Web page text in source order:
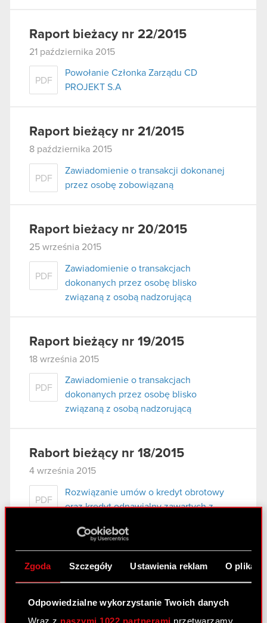
Zgoda Szczegóły Ustawienia reklam O
Odpowiedzialne wykorzystanie Twoich danych
Raport bieżacy nr 22/2015
21 października 2015
PDF
Powołanie Członka Zarządu CD
PROJEKT S.A
Raport bieżący nr 21/2015
8 października 2015
PDF
Zawiadomienie o transakcji dokonanej
przez osobę zobowiązaną
Raport bieżacy nr 20/2015
25 września 2015
PDF
Zawiadomienie o transakcjach
dokonanych przez osobę blisko
związaną z osobą nadzorującą
Raport bieżący nr 19/2015
18 września 2015
PDF
Zawiadomienie o transakcjach
dokonanych przez osobę blisko
związaną z osobą nadzorującą
Rabort bieżący nr 18/2015
4 września 2015
PDF
Rozwiązanie umów o kredyt obrotowy
oraz kredyt odnawialny zawartych z
Raport bieżący nr 17/2015
5 sierpnia 2015
Zmiana limitu umowy ramowej w
zakresie transakcji terminowych i